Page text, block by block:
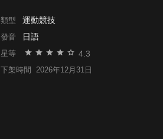
類型 運動競技
發音 日語
星等 4.3
下架時間 2026年12月31日